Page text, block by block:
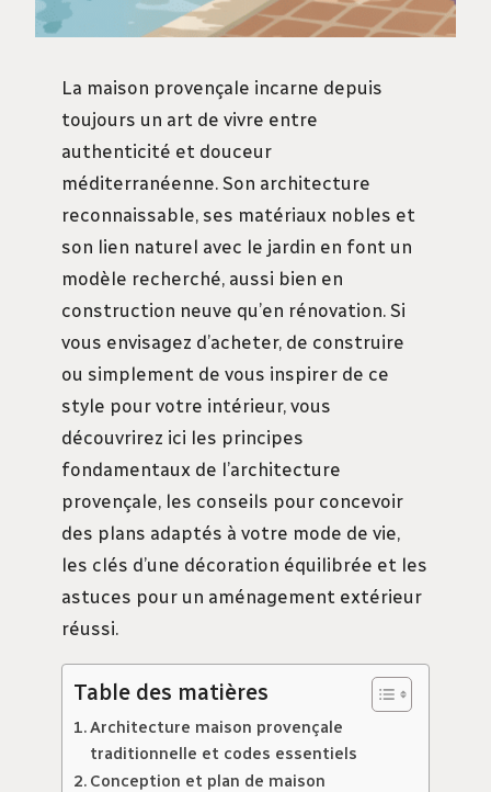
La maison provençale incarne depuis
toujours un art de vivre entre
authenticité et douceur
méditerranéenne. Son architecture
reconnaissable, ses matériaux nobles et
son lien naturel avec le jardin en font un
modèle recherché, aussi bien en
construction neuve qu’en rénovation. Si
vous envisagez d’acheter, de construire
ou simplement de vous inspirer de ce
style pour votre intérieur, vous
découvrirez ici les principes
fondamentaux de l’architecture
provençale, les conseils pour concevoir
des plans adaptés à votre mode de vie,
les clés d’une décoration équilibrée et les
astuces pour un aménagement extérieur
réussi.
Table des matières
Architecture maison provençale
traditionnelle et codes essentiels
Conception et plan de maison